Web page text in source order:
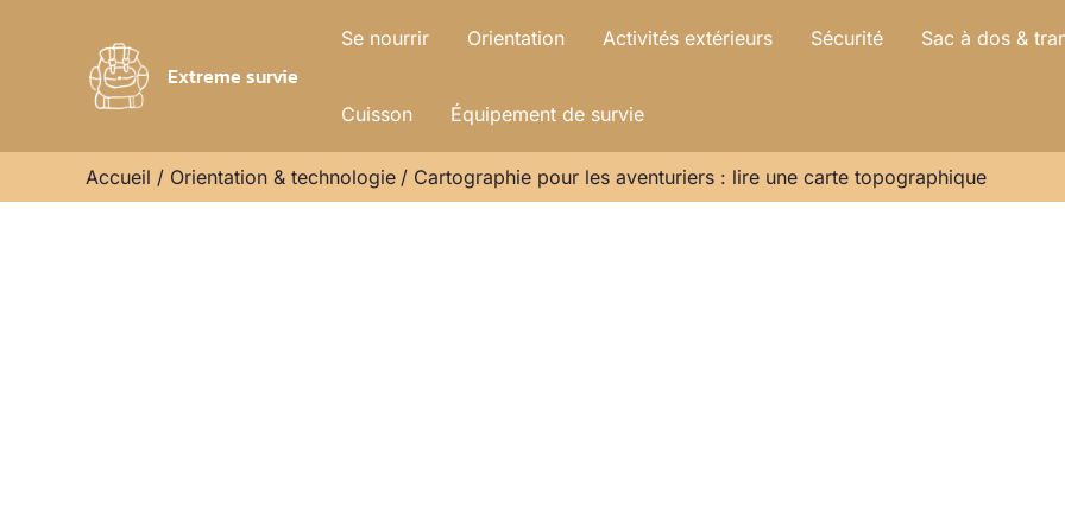
Extreme survie
Se nourrir Orientation Activités extérieurs Sécurité Sac à dos &
Cuisson Équipement de survie
Accueil Orientation & technologie Cartographie pour les aventuriers : lire une carte topographique